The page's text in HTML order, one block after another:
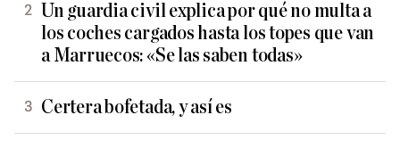
Un guardia civil explica por qué no multa a
los coches cargados hasta los topes que van
a Marruecos: «Se las saben todas»
Certera bofetada, y así es